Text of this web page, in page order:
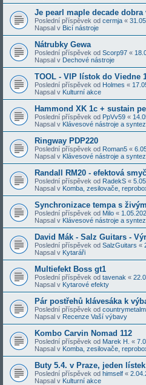
Je pearl maple decade dobra
Poslední příspěvek od cermja «
Napsal v Bicí nástroje
Nátrubky Gewa
Poslední příspěvek od Scorp97 «
Napsal v Dechové nástroje
TOOL - VIP lístok do Viedne
Poslední příspěvek od Holmes «
Napsal v Kulturní akce
Hammond XK 1c + sustain
Poslední příspěvek od PpVv59 «
Napsal v Klávesové nástroje a
Ringway PDP220
Poslední příspěvek od Roman5 «
Napsal v Klávesové nástroje a
Randall RM20 - efektová
Poslední příspěvek od RadekS «
Napsal v Komba, zesilovače,
Synchronizace tempa s
Poslední příspěvek od Milo «
Napsal v Klávesové nástroje a
David Mák - Salz Guitars -
Poslední příspěvek od SalzGuitars «
Napsal v Kytaráři
Multiefekt Boss gt1
Poslední příspěvek od tavenak «
Napsal v Kytarové efekty
Pár postřehů klávesáka k
Poslední příspěvek od
Napsal v Recenze Vaší výbavy
Kombo Carvin Nomad 112
Poslední příspěvek od Marek H. «
Napsal v Komba, zesilovače,
Buty 5.4. v Praze, jeden lístek
Poslední příspěvek od himself «
Napsal v Kulturní akce